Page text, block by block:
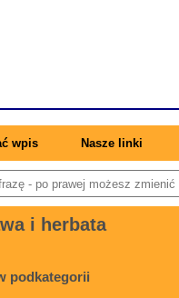
wpis Nasze linki
i herbata
podkategorii